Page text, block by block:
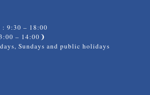
: 9:30 – 18:00
– 14:00❩
Sundays and public holidays